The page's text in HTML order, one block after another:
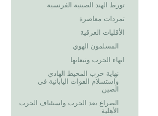
تورط الهند الصينية الفرنسية
تمردات معاصرة
الأقليات العرقية
المسلمون الهوي
انهاء الحرب وتبعاتها
نهاية حرب المحيط الهادي
واستسلام القوات اليابانية في
الصين
الصراع بعد الحرب واستئناف الحرب
الأهلية